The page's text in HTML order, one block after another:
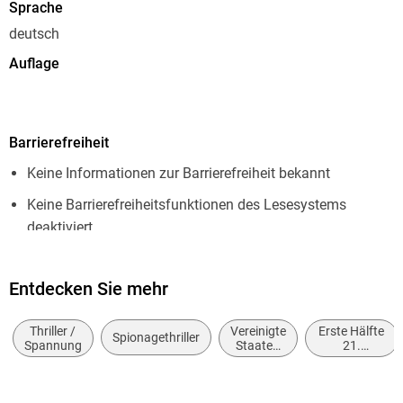
Sprache
deutsch
Auflage
131
Dateigröße
1,60 MB
Altersempfehlung
Reihe
Autor/Autorin
Barrierefreiheit
Keine Informationen zur Barrierefreiheit bekannt
Keine Barrierefreiheitsfunktionen des Lesesystems
deaktiviert
Logische Lesereihenfolge eingehalten
Inhalt auch ohne Farbwahrnehmung verständlich
dargestellt
Entdecken Sie mehr
Thriller /
Spannung
Spionagethriller
Vereinigte
Staaten
von
Erste Hälfte
21.
Jahrhundert